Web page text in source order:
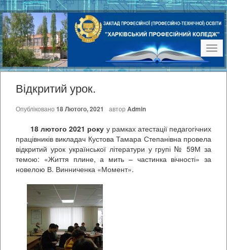
Відкритий урок.
Опубліковано 18 Лютого, 2021 автор Admin
18 лютого 2021 року у рамках атестації педагогічних
працівників викладач Кустова Тамара Степанівна провела
відкритий урок української літератури у групі № 59М за
темою: «Життя плине, а мить – частинка вічності» за
новелою В. Винниченка «Момент».